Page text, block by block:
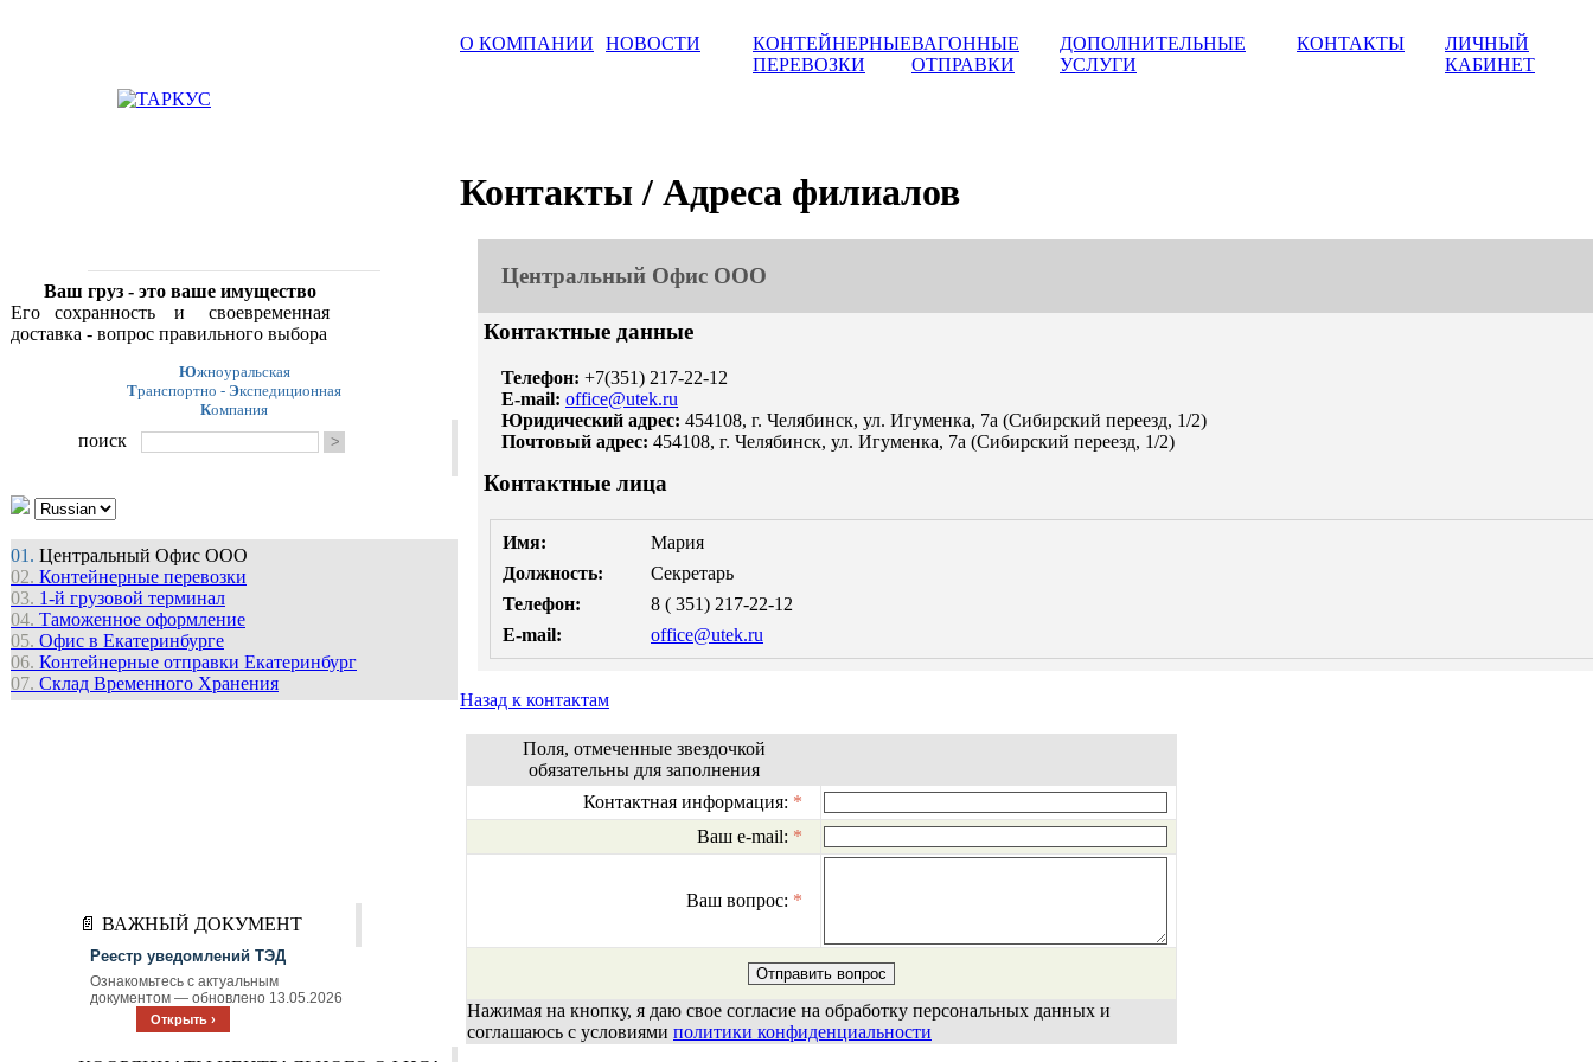
О КОМПАНИИ НОВОСТИ
КОНТЕЙНЕРНЫЕ
ПЕРЕВОЗКИ
ВАГОННЫЕ
ОТПРАВКИ
ДОПОЛНИТЕЛЬНЫЕ
УСЛУГИ
КОНТАКТЫ
ЛИЧНЫЙ
КАБИНЕТ
Ваш груз - это ваше имущество
Его сохранность и своевременная
доставка - вопрос правильного выбора
Южноуральская
Транспортно - Экспедиционная
Компания
поиск
01. Центральный Офис ООО
02. Контейнерные перевозки
03. 1-й грузовой терминал
04. Таможенное оформление
05. Офис в Екатеринбурге
06. Контейнерные отправки Екатеринбург
07. Cклад Временного Хранения
Контакты / Адреса филиалов
Центральный Офис ООО
Контактные данные
Телефон: +7(351) 217-22-12
E-mail: office@utek.ru
Юридический адрес: 454108, г. Челябинск, ул. Игуменка, 7а (Сибирский переезд, 1/2)
Почтовый адрес: 454108, г. Челябинск, ул. Игуменка, 7а (Сибирский переезд, 1/2)
Контактные лица
Имя:
Мария
Должность:
Секретарь
Телефон:
8 ( 351) 217-22-12
E-mail:
office@utek.ru
Назад к контактам
Поля, отмеченные звездочкой
обязательны для заполнения
Контактная информация: *
Ваш e-mail: *
Ваш вопрос: *
Нажимая на кнопку, я даю свое согласие на обработку персональных данных и
соглашаюсь с условиями политики конфиденциальности
📄 ВАЖНЫЙ ДОКУМЕНТ
Реестр уведомлений ТЭД
Ознакомьтесь с актуальным
документом — обновлено 13.05.2026
Открыть ›